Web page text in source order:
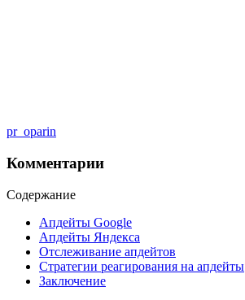
pr_oparin
Комментарии
Содержание
Апдейты Google
Апдейты Яндекса
Отслеживание апдейтов
Стратегии реагирования на апдейты
Заключение